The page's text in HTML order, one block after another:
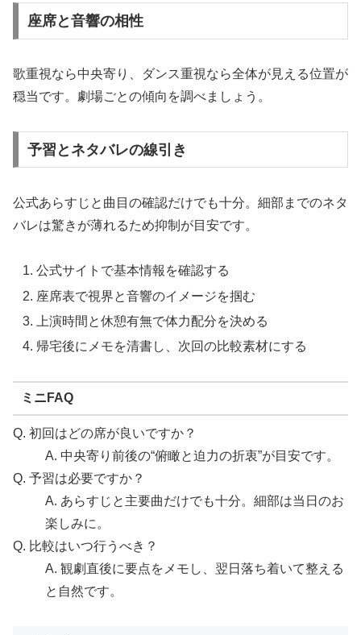
座席と音響の相性
歌重視なら中央寄り、ダンス重視なら全体が見える位置が
穏当です。劇場ごとの傾向を調べましょう。
予習とネタバレの線引き
公式あらすじと曲目の確認だけでも十分。細部までのネタ
バレは驚きが薄れるため抑制が目安です。
公式サイトで基本情報を確認する
座席表で視界と音響のイメージを掴む
上演時間と休憩有無で体力配分を決める
帰宅後にメモを清書し、次回の比較素材にする
ミニFAQ
Q. 初回はどの席が良いですか？
A. 中央寄り前後の“俯瞰と迫力の折衷”が目安です。
Q. 予習は必要ですか？
A. あらすじと主要曲だけでも十分。細部は当日のお
楽しみに。
Q. 比較はいつ行うべき？
A. 観劇直後に要点をメモし、翌日落ち着いて整える
と自然です。